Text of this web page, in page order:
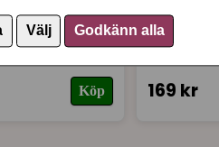
Välj Godkänn alla
Grooming
Köp
Karda
169 kr